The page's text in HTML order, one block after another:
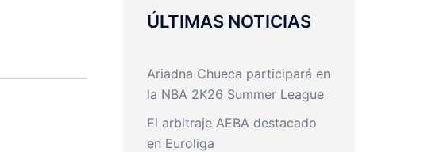
ÚLTIMAS NOTICIAS
Ariadna Chueca participará en
la NBA 2K26 Summer League
El arbitraje AEBA destacado
en Euroliga